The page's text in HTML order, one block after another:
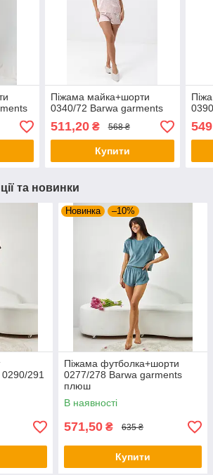
Піжама майка+шорти
0340/72 Barwa garments
511,20₴ 568 ₴
Купити
549
та новинки
291
Новинка –10%
Піжама футболка+шорти
0277/278 Barwa garments
плюш
В наявності
571,50 ₴ 635 ₴
Купити